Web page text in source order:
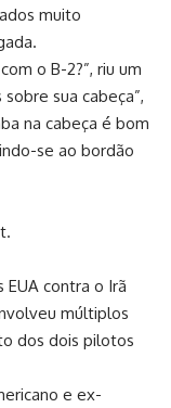
muito
o B-2?”, riu um
sua cabeça”,
na cabeça é bom
se ao bordão
EUA contra o Irã
múltiplos
dos dois pilotos
e ex-